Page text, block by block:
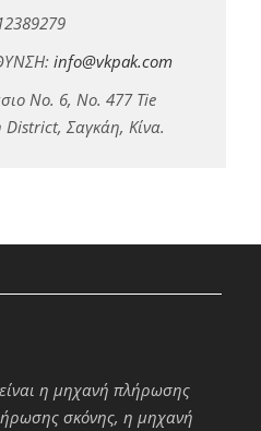
info@vkpak.com
No. 6, No. 477 Tie
District, Σαγκάη, Κίνα.
η μηχανή πλήρωσης
σκόνης, η μηχανή